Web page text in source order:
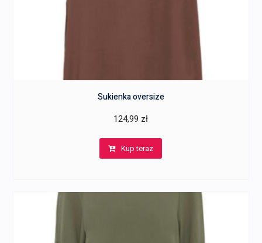
Sukienka oversize
124,99 zł
Kup teraz